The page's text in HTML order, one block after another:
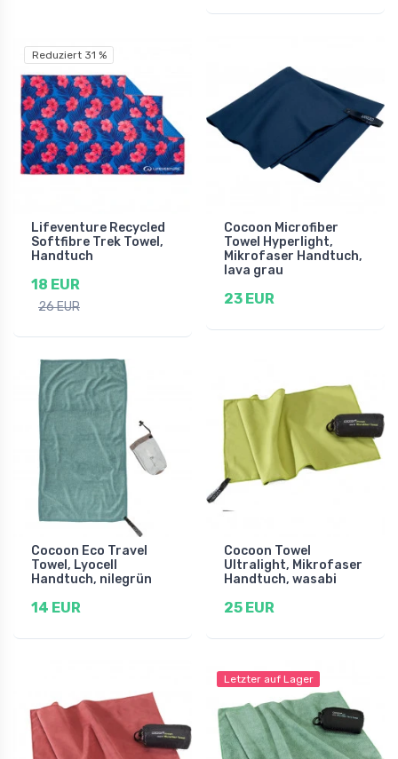
Reduziert 31 %
Lifeventure Recycled
Softfibre Trek Towel,
Handtuch
18 EUR
26 EUR
Cocoon Microfiber
Towel Hyperlight,
Mikrofaser Handtuch,
lava grau
23 EUR
Cocoon Eco Travel
Towel, Lyocell
Handtuch, nilegrün
14 EUR
Cocoon Towel
Ultralight, Mikrofaser
Handtuch, wasabi
25 EUR
Letzter auf Lager